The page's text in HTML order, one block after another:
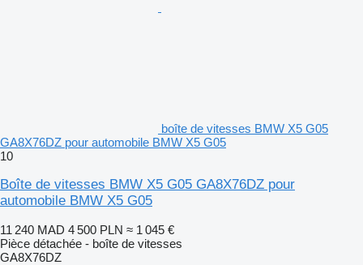
boîte de vitesses BMW X5 G05
GA8X76DZ pour automobile BMW X5 G05
10
Boîte de vitesses BMW X5 G05 GA8X76DZ pour
automobile BMW X5 G05
11 240 MAD 4 500 PLN ≈ 1 045 €
Pièce détachée - boîte de vitesses
GA8X76DZ